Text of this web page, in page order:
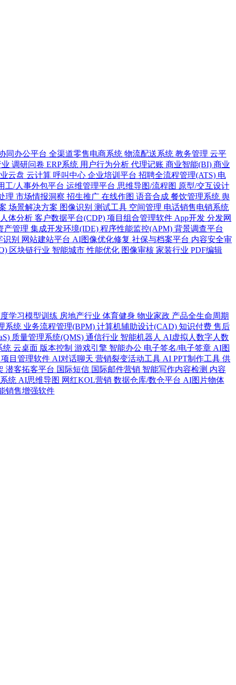
同办公平台 全渠道零售电商系统 物流配送系统 教务管理 云平
调研问卷 ERP系统 用户行为分析 代理记账 商业智能(BI) 商业
云盘 云计算 呼叫中心 企业培训平台 招聘全流程管理(ATS) 电
工/人事外包平台 运维管理平台 思维导图/流程图 原型/交互设计
理 市场情报洞察 招生推广 在线作图 语音合成 餐饮管理系统 舆
场景解决方案 图像识别 测试工具 空间管理 电话销售电销系统
人体分析 客户数据平台(CDP) 项目组合管理软件 App开发 分发网
产管理 集成开发环境(IDE) 程序性能监控(APM) 背景调查平台
识别 网站建站平台 AI图像优化修复 社保与档案平台 内容安全审
区块链行业 智能城市性能优化 图像审核 家装行业 PDF编辑
学习模型训练 房地产行业 体育健身 物业家政 产品全生命周期
系统 业务流程管理(BPM) 计算机辅助设计(CAD) 知识付费 售后
质量管理系统(QMS) 通信行业 智能机器人 AI虚拟人数字人数
统 云桌面 版本控制 游戏引擎 智能办公 电子签名/电子签章 AI图
项目管理软件 AI对话聊天 营销裂变活动工具 AI PPT制作工具 供
潜客拓客平台 国际短信 国际邮件营销 智能写作内容检测 内容
统 AI思维导图 网红KOL营销 数据仓库/数仓平台 AI图片物体
销售增强软件